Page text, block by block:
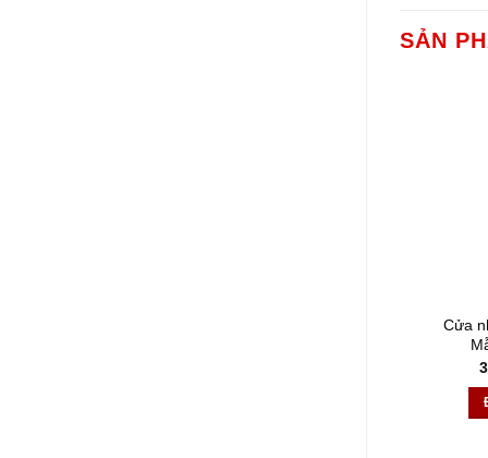
SẢN
Cửa